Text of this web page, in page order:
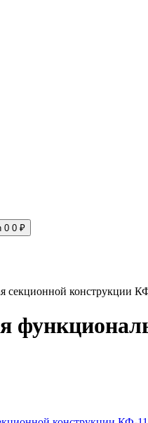
0 0 ₽
секционной конструкции